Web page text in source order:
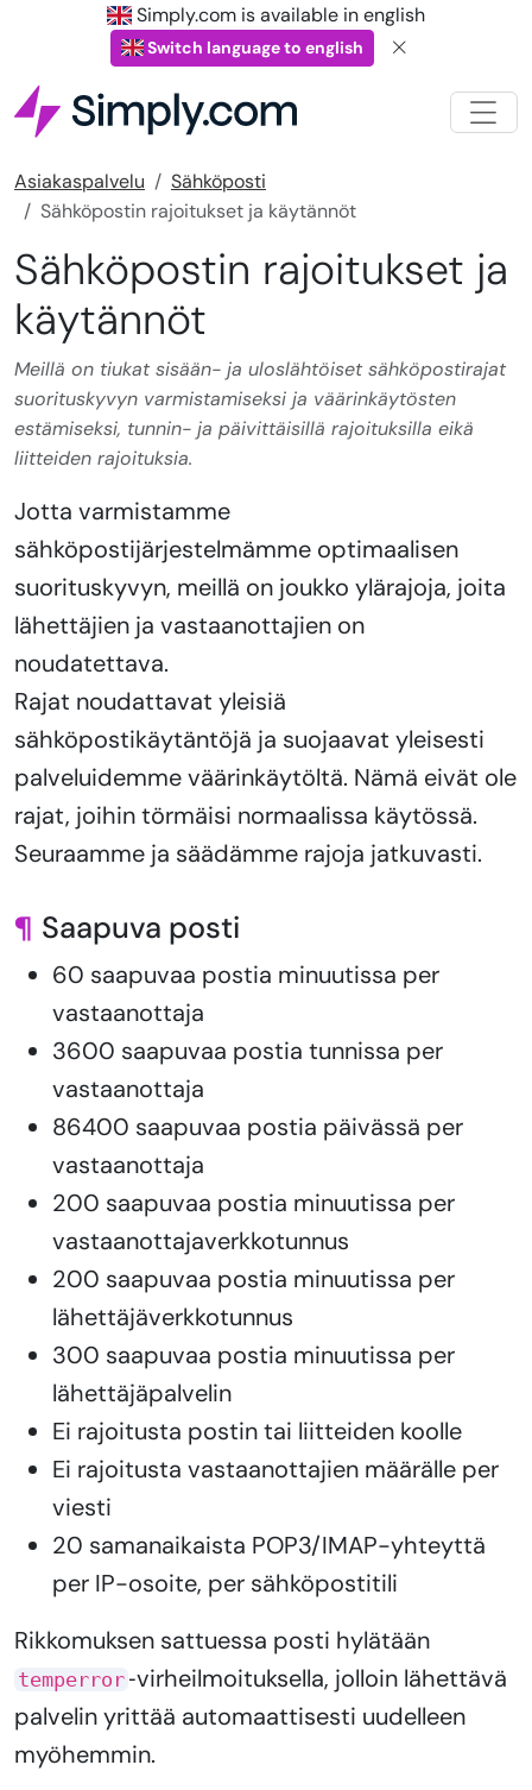
Simply.com is available in english
Switch language to english
Asiakaspalvelu
Sähköposti
Sähköpostin rajoitukset ja käytännöt
Sähköpostin rajoitukset ja
käytännöt
Meillä on tiukat sisään- ja uloslähtöiset sähköpostirajat
suorituskyvyn varmistamiseksi ja väärinkäytösten
estämiseksi, tunnin- ja päivittäisillä rajoituksilla eikä
liitteiden rajoituksia.
Jotta varmistamme
sähköpostijärjestelmämme optimaalisen
suorituskyvyn, meillä on joukko ylärajoja, joita
lähettäjien ja vastaanottajien on
noudatettava.
Rajat noudattavat yleisiä
sähköpostikäytäntöjä ja suojaavat yleisesti
palveluidemme väärinkäytöltä. Nämä eivät ole
rajat, joihin törmäisi normaalissa käytössä.
Seuraamme ja säädämme rajoja jatkuvasti.
¶ Saapuva posti
60 saapuvaa postia minuutissa per
vastaanottaja
3600 saapuvaa postia tunnissa per
vastaanottaja
86400 saapuvaa postia päivässä per
vastaanottaja
200 saapuvaa postia minuutissa per
vastaanottajaverkkotunnus
200 saapuvaa postia minuutissa per
lähettäjäverkkotunnus
300 saapuvaa postia minuutissa per
lähettäjäpalvelin
Ei rajoitusta postin tai liitteiden koolle
Ei rajoitusta vastaanottajien määrälle per
viesti
20 samanaikaista POP3/IMAP-yhteyttä
per IP-osoite, per sähköpostitili
Rikkomuksen sattuessa posti hylätään
temperror ‑virheilmoituksella, jolloin lähettävä
palvelin yrittää automaattisesti uudelleen
myöhemmin.